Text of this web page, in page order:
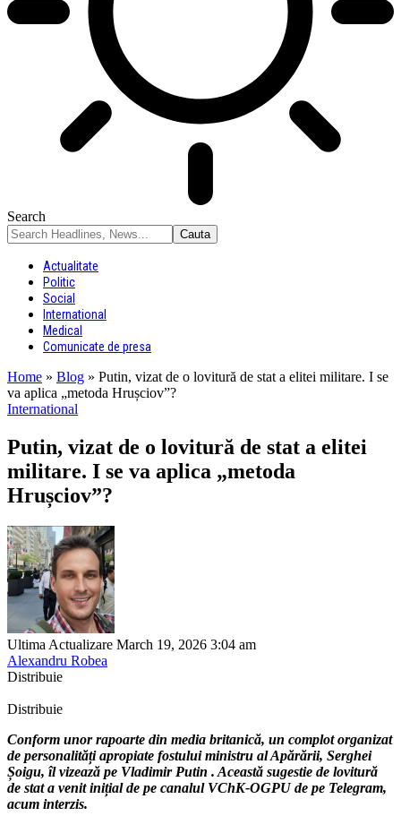
Search
Actualitate
Politic
Social
International
Medical
Comunicate de presa
Home » Blog » Putin, vizat de o lovitură de stat a elitei militare. I se
va aplica „metoda Hrușciov”?
International
Putin, vizat de o lovitură de stat a elitei
militare. I se va aplica „metoda
Hrușciov”?
Ultima Actualizare March 19, 2026 3:04 am
Alexandru Robea
Distribuie
Distribuie
Conform unor rapoarte din media britanică, un complot organizat
de personalități apropiate fostului ministru al Apărării, Serghei
Șoigu, îl vizează pe Vladimir Putin . Această sugestie de lovitură
de stat a venit inițial de pe canalul VChK-OGPU de pe Telegram,
acum interzis.